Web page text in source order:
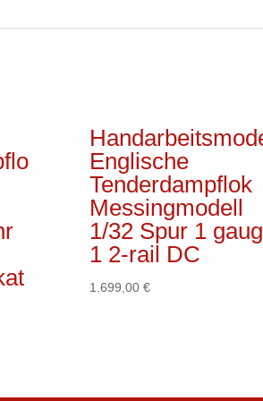
Englische
Tenderdampflok
Messingmodell
1/32 Spur 1
1 2-rail DC
1.699,00 €